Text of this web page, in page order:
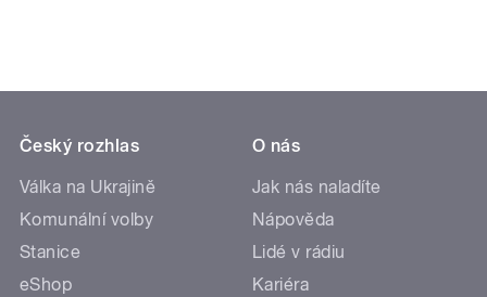
Český rozhlas
Válka na Ukrajině
Komunální volby
Stanice
eShop
O nás
Jak nás naladíte
Nápověda
Lidé v rádiu
Kariéra